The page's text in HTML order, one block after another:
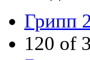
Грипп
120 of